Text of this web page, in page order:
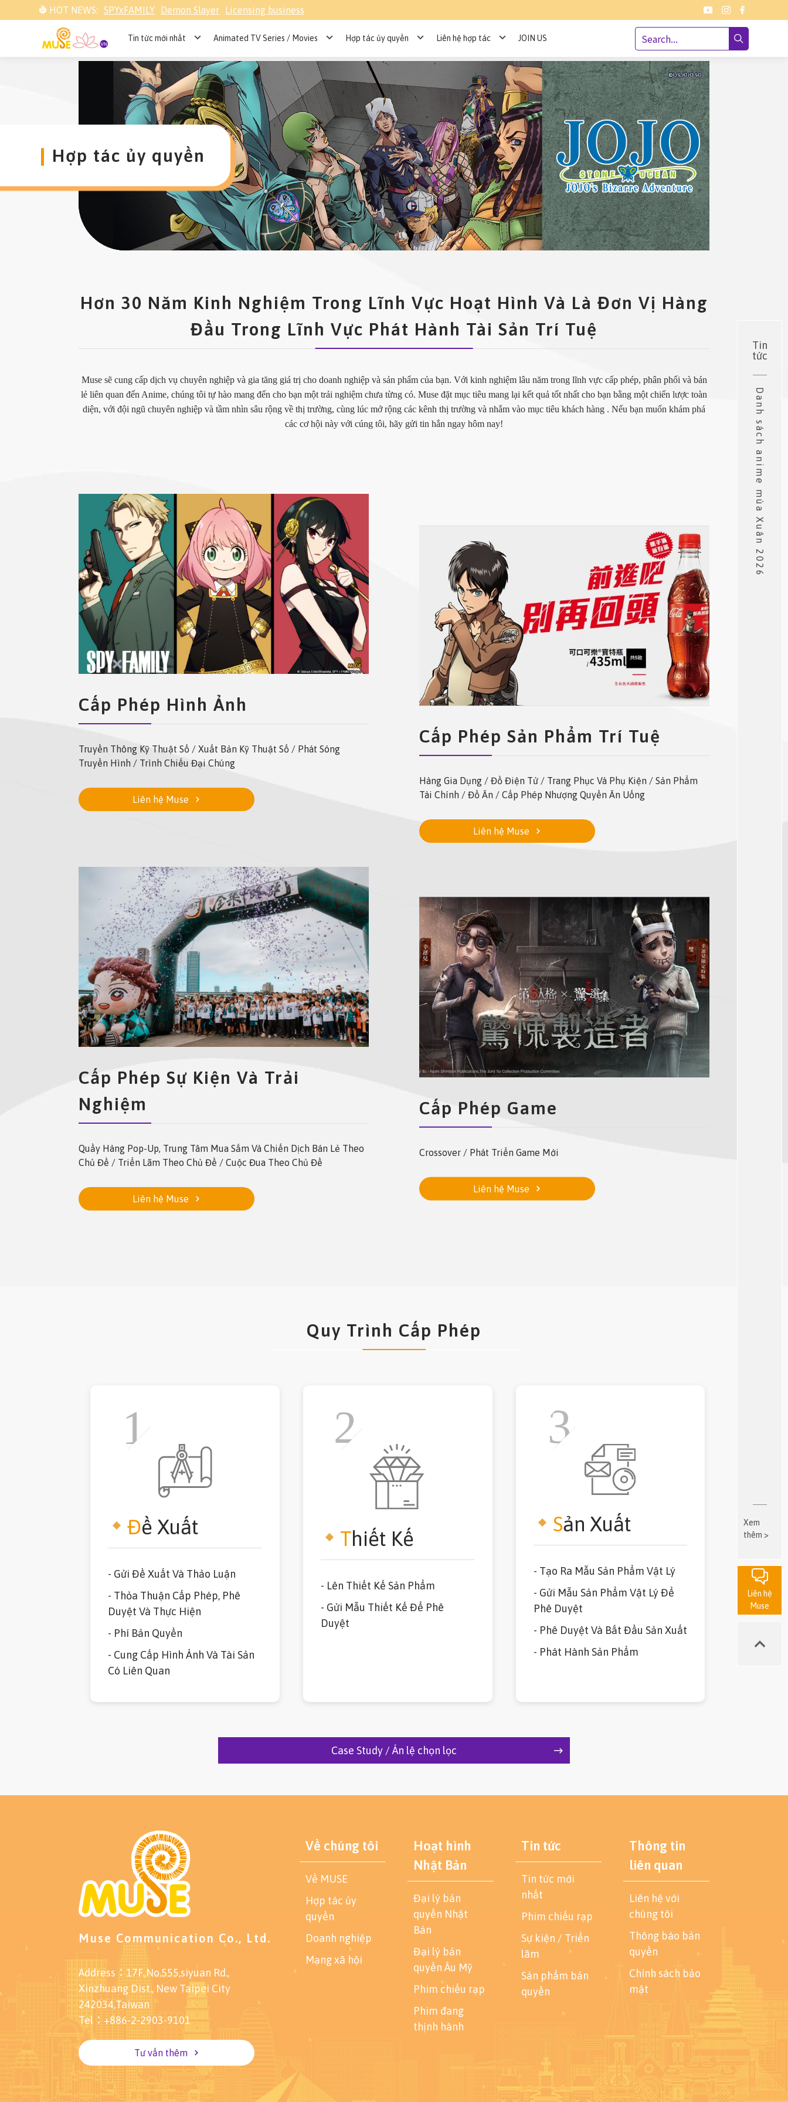
HOT NEWS: SPYxFAMILY Demon Slayer Licensing business
Tin tức mới nhất Animated TV Series / Movies Hợp tác ủy quyền Liên hệ hợp tác JOIN US
Hợp tác ủy quyền
Hơn 30 Năm Kinh Nghiệm Trong Lĩnh Vực Hoạt Hình Và Là Đơn Vị Hàng
Đầu Trong Lĩnh Vực Phát Hành Tài Sản Trí Tuệ
Muse sẽ cung cấp dịch vụ chuyên nghiệp và gia tăng giá trị cho doanh nghiệp và sản phẩm của bạn. Với kinh nghiệm lâu năm trong lĩnh vực cấp phép, phân phối và bán
lẻ liên quan đến Anime, chúng tôi tự hào mang đến cho bạn một trải nghiệm chưa từng có. Muse đặt mục tiêu mang lại kết quả tốt nhất cho bạn bằng một chiến lược toàn
diện, với đội ngũ chuyên nghiệp và tầm nhìn sâu rộng về thị trường, cùng lúc mở rộng các kênh thị trường và nhắm vào mục tiêu khách hàng . Nếu bạn muốn khám phá
các cơ hội này với cúng tôi, hãy gửi tin hắn ngay hôm nay!
Cấp Phép Hình Ảnh
Truyền Thông Kỹ Thuật Số / Xuất Bản Kỹ Thuật Số / Phát Sóng
Truyền Hình / Trình Chiếu Đại Chúng
Liên hệ Muse
Cấp Phép Sản Phẩm Trí Tuệ
Hàng Gia Dụng / Đồ Điện Tử / Trang Phục Và Phụ Kiện / Sản Phẩm
Tài Chính / Đồ Ăn / Cấp Phép Nhượng Quyền Ăn Uống
Liên hệ Muse
Cấp Phép Sự Kiện Và Trải
Nghiệm
Quầy Hàng Pop-Up, Trung Tâm Mua Sắm Và Chiến Dịch Bán Lẻ Theo
Chủ Đề / Triển Lãm Theo Chủ Đề / Cuộc Đua Theo Chủ Đề
Liên hệ Muse
Cấp Phép Game
Crossover / Phát Triển Game Mới
Liên hệ Muse
Quy Trình Cấp Phép
Đề Xuất
- Gửi Đề Xuất Và Thảo Luận
- Thỏa Thuận Cấp Phép, Phê
Duyệt Và Thực Hiện
- Phí Bản Quyền
- Cung Cấp Hình Ảnh Và Tài Sản
Có Liên Quan
Thiết Kế
- Lên Thiết Kế Sản Phẩm
- Gửi Mẫu Thiết Kế Để Phê
Duyệt
Sản Xuất
- Tạo Ra Mẫu Sản Phẩm Vật Lý
- Gửi Mẫu Sản Phẩm Vật Lý Để
Phê Duyệt
- Phê Duyệt Và Bắt Đầu Sản Xuất
- Phát Hành Sản Phẩm
Case Study / Án lệ chọn lọc
Muse Communication Co., Ltd.
Address：17F.,No.555,siyuan Rd.,
Xinzhuang Dist., New Taipei City
242034,Taiwan
Tel：+886-2-2903-9101
Tư vấn thêm
Về chúng tôi
Về MUSE
Hợp tác ủy
quyền
Doanh nghiệp
Mạng xã hội
Hoạt hình
Nhật Bản
Đại lý bản
quyền Nhật
Bản
Đại lý bản
quyền Âu Mỹ
Phim chiếu rạp
Phim đang
thịnh hành
Tin tức
Tin tức mới
nhất
Phim chiếu rạp
Sự kiện / Triển
lãm
Sản phẩm bản
quyền
Thông tin
liên quan
Liên hệ với
chúng tôi
Thông báo bản
quyền
Chính sách bảo
mật
Tin
tức
Danh sách anime mùa Xuân 2026
Xem
thêm >
Liên hệ
Muse